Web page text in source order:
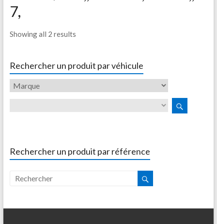
7,
Showing all 2 results
Rechercher un produit par véhicule
Rechercher un produit par référence